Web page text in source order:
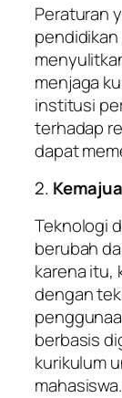
Peraturan
menjaga
institusi
terhadap
dapat
2.
Teknologi
berubah
karena itu,
dengan
berbasis
kurikulum
mahasiswa.